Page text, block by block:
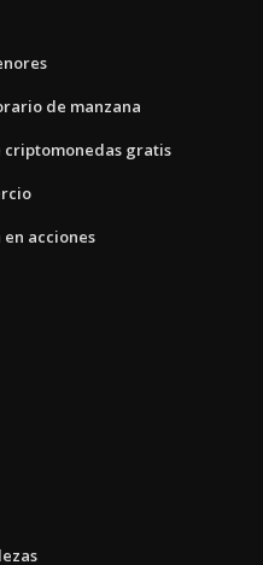
de manzana
gratis
acciones